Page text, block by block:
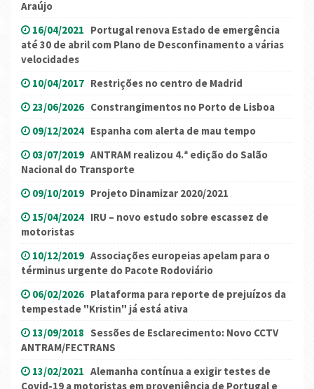
Araújo
16/04/2021 Portugal renova Estado de emergência
até 30 de abril com Plano de Desconfinamento a várias
velocidades
10/04/2017 Restrições no centro de Madrid
23/06/2026 Constrangimentos no Porto de Lisboa
09/12/2024 Espanha com alerta de mau tempo
03/07/2019 ANTRAM realizou 4.ª edição do Salão
Nacional do Transporte
09/10/2019 Projeto Dinamizar 2020/2021
15/04/2024 IRU – novo estudo sobre escassez de
motoristas
10/12/2019 Associações europeias apelam para o
términus urgente do Pacote Rodoviário
06/02/2026 Plataforma para reporte de prejuízos da
tempestade "Kristin" já está ativa
13/09/2018 Sessões de Esclarecimento: Novo CCTV
ANTRAM/FECTRANS
13/02/2021 Alemanha contínua a exigir testes de
Covid-19 a motoristas em proveniência de Portugal e